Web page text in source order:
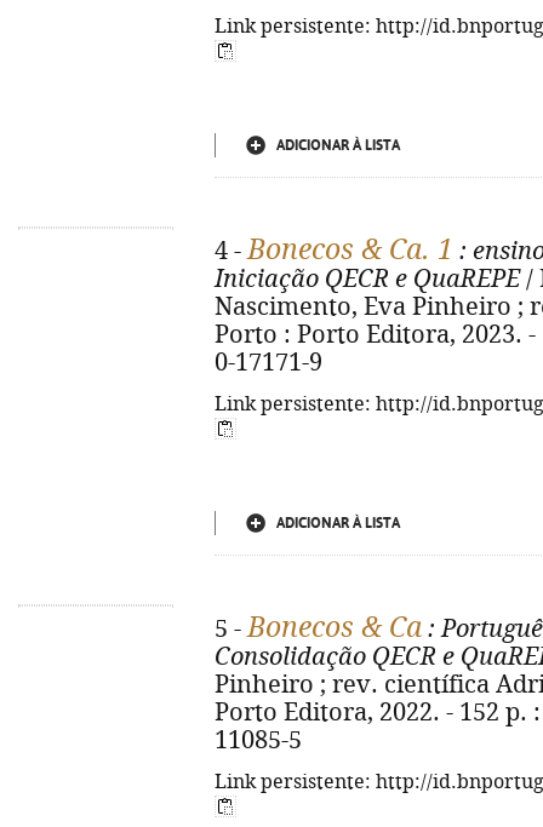
Link persistente: http://
ADICIONAR À LISTA
4 -Bonecos & Ca. 1 :
Iniciação QECR e QuaREPE/
Nascimento, Eva Pinheiro ;
Porto : Porto Editora, 2023. -
0-17171-9
Link persistente: http://
ADICIONAR À LISTA
5 -Bonecos & Ca :
Consolidação QECR e
Pinheiro ; rev. científica
Porto Editora, 2022. - 152 p.
11085-5
Link persistente: http://